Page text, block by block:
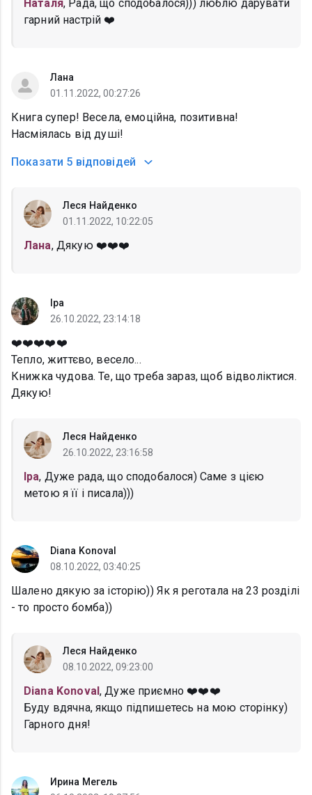
Наталя, Рада, що сподобалося))) люблю дарувати
гарний настрій ❤️
Лана
01.11.2022, 00:27:26
Книга супер! Весела, емоційна, позитивна!
Насміялась від душі!
Показати 5 відповідей
Леся Найденко
01.11.2022, 10:22:05
Лана, Дякую ❤️❤️❤️
Іра
26.10.2022, 23:14:18
❤️❤️❤️❤️❤️
Тепло, життєво, весело...
Книжка чудова. Те, що треба зараз, щоб відволіктися.
Дякую!
Леся Найденко
26.10.2022, 23:16:58
Іра, Дуже рада, що сподобалося) Саме з цією
метою я її і писала)))
Diana Konoval
08.10.2022, 03:40:25
Шалено дякую за історію)) Як я реготала на 23 розділі
- то просто бомба))
Леся Найденко
08.10.2022, 09:23:00
Diana Konoval, Дуже приємно ❤️❤️❤️
Буду вдячна, якщо підпишетесь на мою сторінку)
Гарного дня!
Ирина Мегель